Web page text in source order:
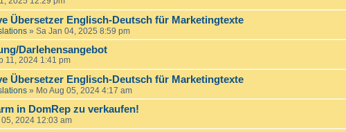
Übersetzer Englisch-Deutsch für Marketingtexte
» Sa Jan 04, 2025 8:59 pm
Darlehensangebot
11, 2024 1:41 pm
Übersetzer Englisch-Deutsch für Marketingtexte
» Mo Aug 05, 2024 4:17 am
in DomRep zu verkaufen!
05, 2024 12:03 am